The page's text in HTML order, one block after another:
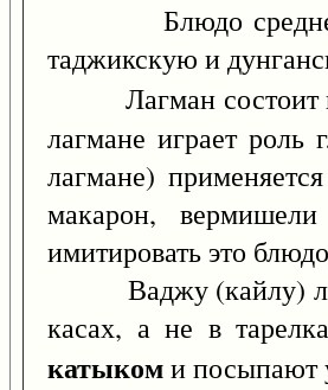
Блюдо
таджикскую и
Лагман состоит
лагмане играет роль
лагмане)
макарон,
имитировать это
Ваджу (кайлу)
касах, а не в
катыкоми посыпают